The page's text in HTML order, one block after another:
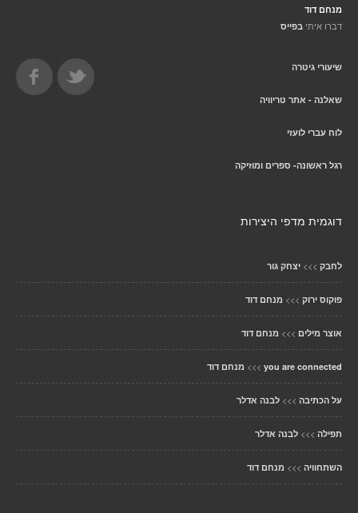
מנחם דוד
דברו איתי בפייס
שיעורי גיטרה
שאלנה - אתר טריוויה
לוח עברי לועזי
רגל ראשונה- ספרים ומוזיקה
דוגמית מדפי היצירות
לחבק >>> יצחק גור
פוקוס ירוק >>> מנחם דוד
אוצר מילים >>> מנחם דוד
you are connected
>>> מנחם דוד
על הכתיבה >>> לבנה אדלר
תפילה >>> לבנה אדלר
השתחוויה >>> מנחם דוד